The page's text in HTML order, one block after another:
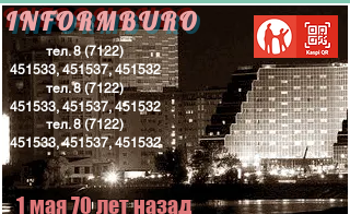
INFORMBURO
тел.8 (7122)
451533, 451537, 451532
тел.8 (7122)
451533, 451537, 451532
тел.8 (7122)
451533, 451537, 451532
1 мая 70 лет назад